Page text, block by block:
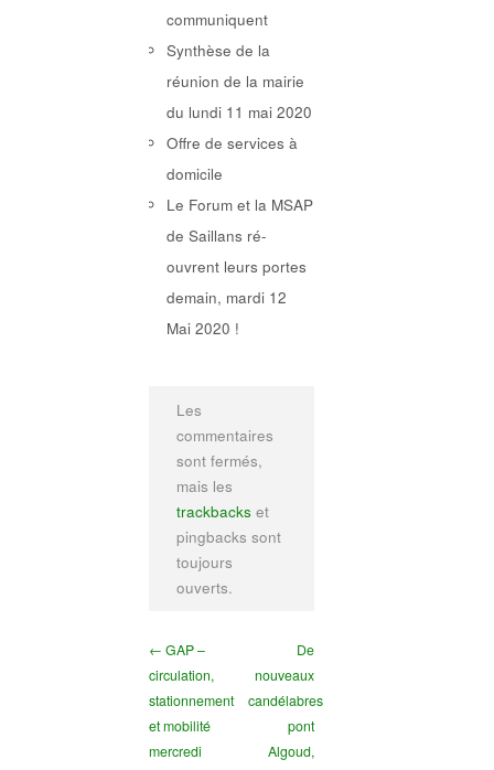
communiquent
Synthèse de la
réunion de la mairie
du lundi 11 mai 2020
Offre de services à
domicile
Le Forum et la MSAP
de Saillans ré-
ouvrent leurs portes
demain, mardi 12
Mai 2020 !
Les
commentaires
sont fermés,
mais les
trackbacks et
pingbacks sont
toujours
ouverts.
← GAP –
circulation,
stationnement
et mobilité
mercredi
De
nouveaux
candélabres
pont
Algoud,